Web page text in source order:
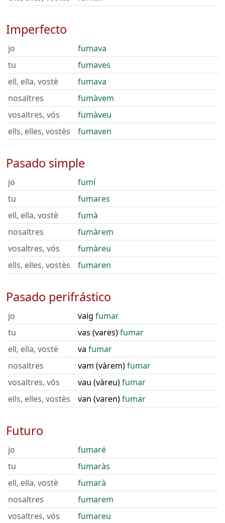
Imperfecto
jo
fumava
tu
fumaves
ell, ella, vostè
fumava
nosaltres
fumàvem
vosaltres, vós
fumàveu
ells, elles, vostès
fumaven
Pasado simple
jo
fumí
tu
fumares
ell, ella, vostè
fumà
nosaltres
fumàrem
vosaltres, vós
fumàreu
ells, elles, vostès
fumaren
Pasado perifrástico
jo vaig fumar
tu
vas (vares)fumar
ell, ella, vostè
va fumar
nosaltres
vam (vàrem)fumar
vosaltres, vós
vau (vàreu)fumar
ells, elles, vostès
van (varen)fumar
Futuro
jo
fumaré
tu
fumaràs
ell, ella, vostè
fumarà
nosaltres
fumarem
vosaltres, vós
fumareu